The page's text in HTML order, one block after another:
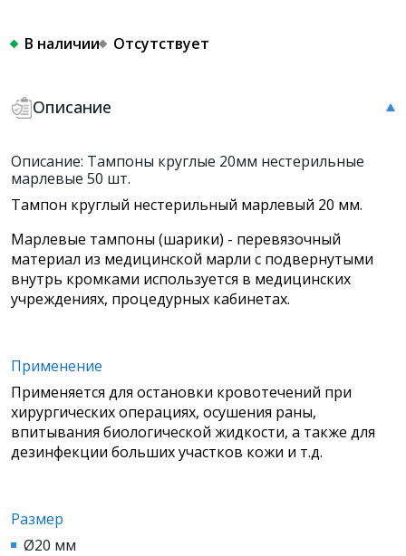
В наличии Отсутствует
Описание
Описание: Тампоны круглые 20мм нестерильные
марлевые 50 шт.
Тампон круглый нестерильный марлевый 20 мм.
Марлевые тампоны (шарики) - перевязочный
материал из медицинской марли с подвернутыми
внутрь кромками используется в медицинских
учреждениях, процедурных кабинетах.
Применение
Применяется для остановки кровотечений при
хирургических операциях, осушения раны,
впитывания биологической жидкости, а также для
дезинфекции больших участков кожи и т.д.
Размер
Ø20 мм